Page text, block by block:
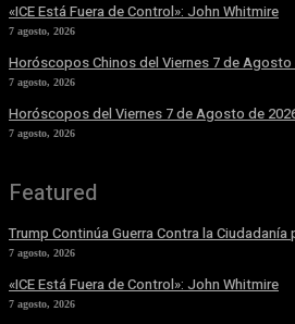
«ICE Está Fuera de Control»: John Whitmire
7 agosto, 2026
Horóscopos Chinos del Viernes 7 de Agosto
7 agosto, 2026
Horóscopos del Viernes 7 de Agosto de
7 agosto, 2026
Featured
Trump Continúa Guerra Contra la
7 agosto, 2026
«ICE Está Fuera de Control»: John Whitmire
7 agosto, 2026